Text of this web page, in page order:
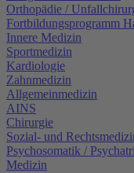
Orthopädie /
Fortbildungsprogramm
Innere Medizin
Sportmedizin
Kardiologie
Zahnmedizin
Allgemeinmedizin
AINS
Chirurgie
Sozial- und
Psychosomatik /
Medizin